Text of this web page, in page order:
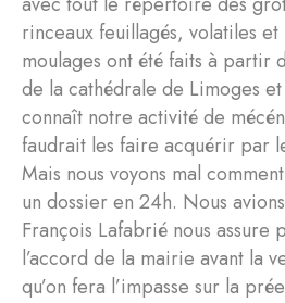
rinceaux feuillagés, volatiles
moulages ont été faits à partir
de la cathédrale de Limoges
connaît notre activité de
faudrait les faire acquérir par
Mais nous voyons mal
un dossier en 24h. Nous
François Lafabrié nous
l’accord de la mairie avant la
qu’on fera l’impasse sur la